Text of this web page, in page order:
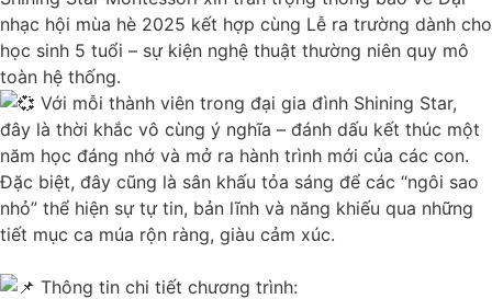
nhạc hội mùa hè 2025 kết hợp cùng Lễ ra trường dành cho
học sinh 5 tuổi – sự kiện nghệ thuật thường niên quy mô
toàn hệ thống.
Với mỗi thành viên trong đại gia đình Shining Star,
đây là thời khắc vô cùng ý nghĩa – đánh dấu kết thúc một
năm học đáng nhớ và mở ra hành trình mới của các con.
Đặc biệt, đây cũng là sân khấu tỏa sáng để các “ngôi sao
nhỏ” thể hiện sự tự tin, bản lĩnh và năng khiếu qua những
tiết mục ca múa rộn ràng, giàu cảm xúc.
Thông tin chi tiết chương trình: